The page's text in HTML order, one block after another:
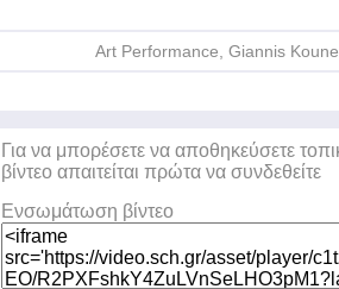
Art Performance, Giannis
Για να μπορέσετε να αποθηκεύσετε
βίντεο απαιτείται πρώτα να συνδεθείτε
Ενσωμάτωση βίντεο